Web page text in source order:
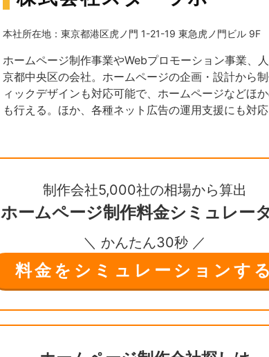
本社所在地：東京都港区虎ノ門 1-21-19 東急虎ノ門ビル 9F
ホームページ制作事業やWebプロモーション事業、
京都中央区の会社。ホームページの企画・設計から
ィックデザインも対応可能で、ホームページなどほ
も行える。ほか、各種ネット広告の運用支援にも対応
制作会社5,000社の相場から算出
ホームページ制作料金シミュレー
＼ かんたん30秒 ／
料金をシミュレーションする